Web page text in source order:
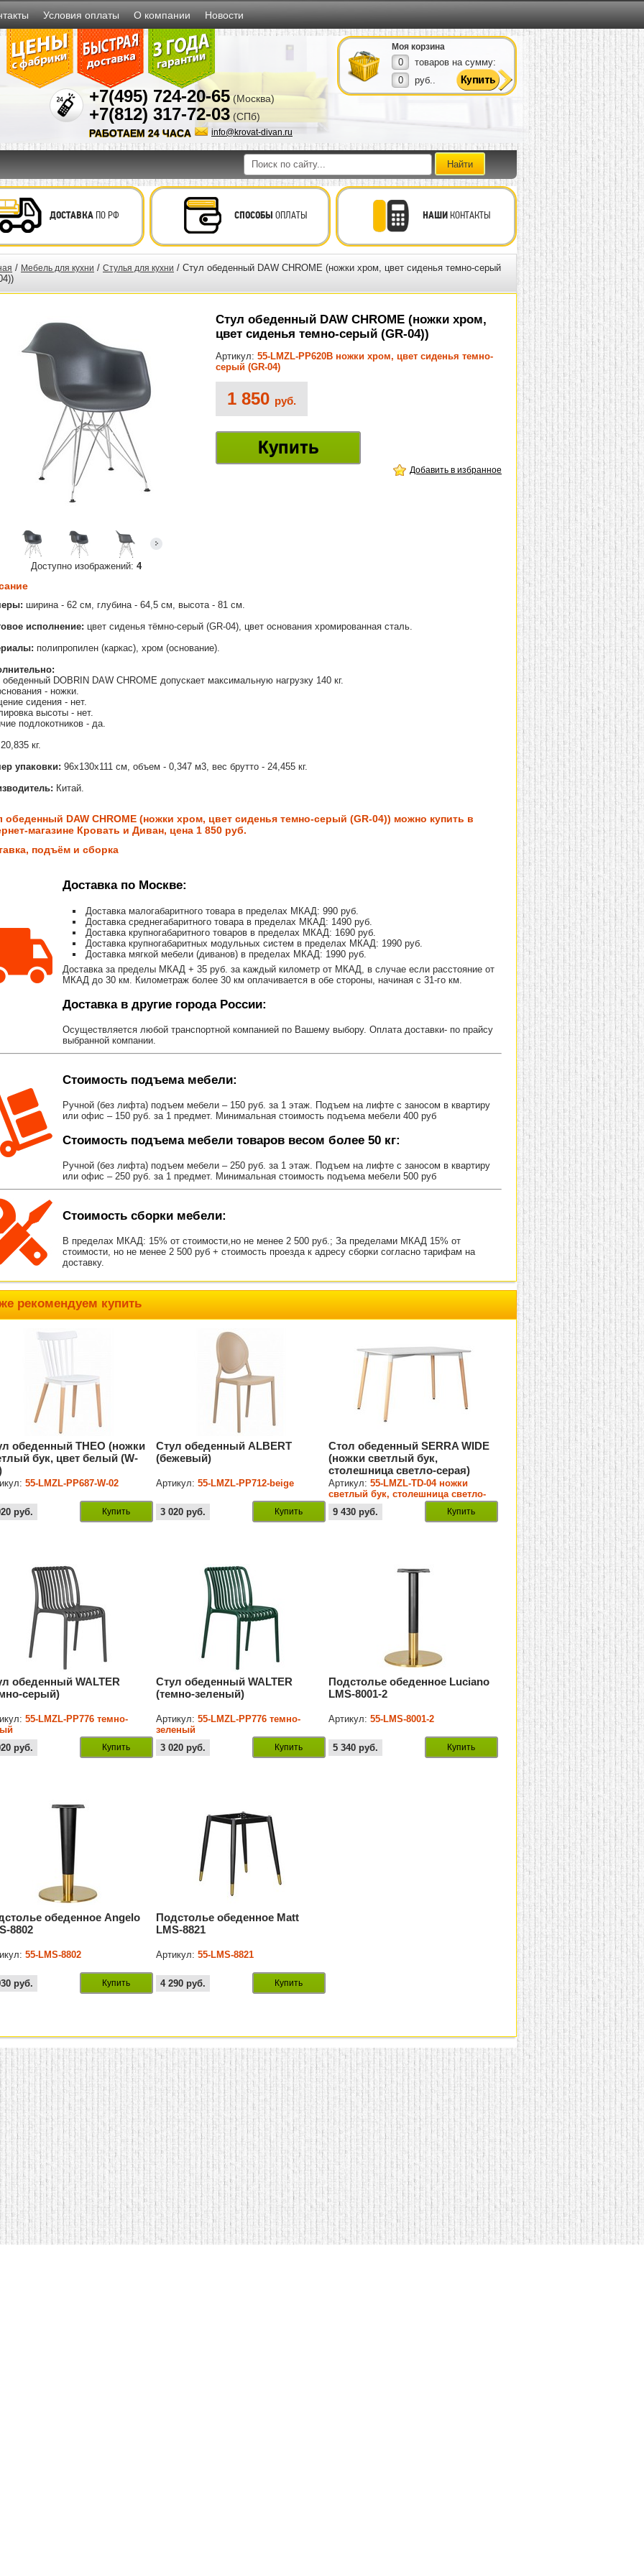
Условия оплаты О компании Новости
+7(495) 724-20-65 (Москва)
+7(812) 317-72-03 (СПб)
info@krovat-divan.ru
РАБОТАЕМ 24 ЧАСА
Моя корзина
0
товаров на сумму:
0
руб..
ДОСТАВКАПО РФ СПОСОБЫ ОПЛАТЫ НАШИКОНТАКТЫ
/ Мебель для кухни / Стулья для кухни / Стул обеденный DAW CHROME (ножки хром, цвет сиденья темно-серый
Доступно изображений: 4
Стул обеденный DAW CHROME (ножки хром,
цвет сиденья темно-серый (GR-04))
Артикул: 55-LMZL-PP620B ножки хром, цвет сиденья темно-
серый (GR-04)
1 850 руб.
Купить
Добавить в избранное
ширина - 62 см, глубина - 64,5 см, высота - 81 см.
исполнение: цвет сиденья тёмно-серый (GR-04), цвет основания хромированная сталь.
полипропилен (каркас), хром (основание).
DOBRIN DAW CHROME допускает максимальную нагрузку 140 кг.
- ножки.
сидения - нет.
высоты - нет.
подлокотников - да.
20,835 кг.
упаковки: 96х130х111 см, объем - 0,347 м3, вес брутто - 24,455 кг.
Китай.
обеденный DAW CHROME (ножки хром, цвет сиденья темно-серый (GR-04)) можно купить в
магазине Кровать и Диван, цена 1 850 руб.
подъём и сборка
Доставка по Москве:
Доставка малогабаритного товара в пределах МКАД: 990 руб.
Доставка среднегабаритного товара в пределах МКАД: 1490 руб.
Доставка крупногабаритного товаров в пределах МКАД: 1690 руб.
Доставка крупногабаритных модульных систем в пределах МКАД: 1990 руб.
Доставка мягкой мебели (диванов) в пределах МКАД: 1990 руб.
Доставка за пределы МКАД + 35 руб. за каждый километр от МКАД, в случае если расстояние от
МКАД до 30 км. Километраж более 30 км оплачивается в обе стороны, начиная с 31-го км.
Доставка в другие города России:
Осуществляется любой транспортной компанией по Вашему выбору. Оплата доставки- по прайсу
выбранной компании.
Стоимость подъема мебели:
Ручной (без лифта) подъем мебели – 150 руб. за 1 этаж. Подъем на лифте с заносом в квартиру
или офис – 150 руб. за 1 предмет. Минимальная стоимость подъема мебели 400 руб
Стоимость подъема мебели товаров весом более 50 кг:
Ручной (без лифта) подъем мебели – 250 руб. за 1 этаж. Подъем на лифте с заносом в квартиру
или офис – 250 руб. за 1 предмет. Минимальная стоимость подъема мебели 500 руб
Стоимость сборки мебели:
В пределах МКАД: 15% от стоимости,но не менее 2 500 руб.; За пределами МКАД 15% от
стоимости, но не менее 2 500 руб + стоимость проезда к адресу сборки согласно тарифам на
доставку.
рекомендуем купить
обеденный THEO (ножки
бук, цвет белый (W-
55-LMZL-PP687-W-02
руб. Купить
Стул обеденный ALBERT
(бежевый)
Артикул:55-LMZL-РР712-beige
3 020 руб. Купить
Стол обеденный SERRA WIDE
(ножки светлый бук,
столешница светло-серая)
Артикул:55-LMZL-TD-04 ножки
светлый бук, столешница светло-
серая
9 430 руб. Купить
обеденный WALTER
серый)
55-LMZL-PP776 темно-
руб. Купить
Стул обеденный WALTER
(темно-зеленый)
Артикул:55-LMZL-PP776 темно-
зеленый
3 020 руб. Купить
Подстолье обеденное Luciano
LMS-8001-2
Артикул:55-LMS-8001-2
5 340 руб. Купить
обеденное Angelo
8802
55-LMS-8802
руб. Купить
Подстолье обеденное Matt
LMS-8821
Артикул:55-LMS-8821
4 290 руб. Купить